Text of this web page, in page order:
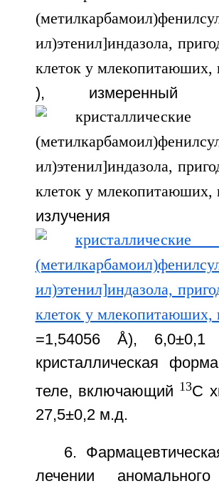
), измеренный
=1,54056 Å),
кристаллическая
теле, включающий 13С
27,5±0,2 м.д.
6.
лечении